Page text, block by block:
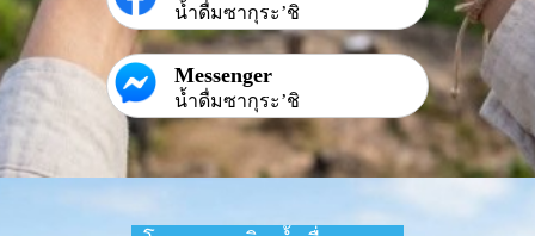
น้ำดื่มซากุระ’ชิ
Messenger
น้ำดื่มซากุระ’ชิ